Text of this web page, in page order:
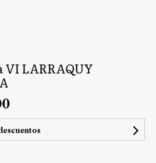
LARRAQUY